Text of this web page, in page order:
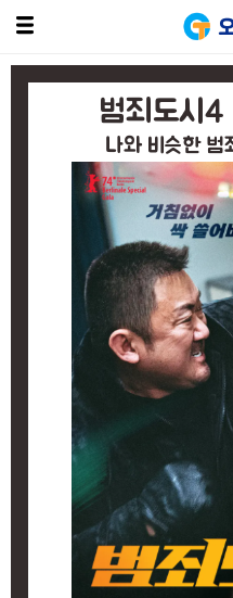
범죄도시4
나와 비슷한 범